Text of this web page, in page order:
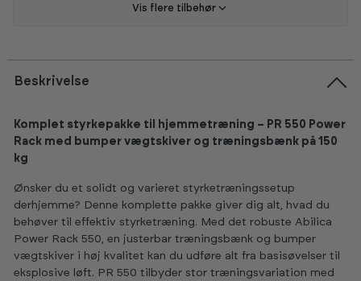
Vis flere tilbehør
Beskrivelse
Komplet styrkepakke til hjemmetræning – PR 550 Power
Rack med bumper vægtskiver og træningsbænk på 150
kg
Ønsker du et solidt og varieret styrketræningssetup
derhjemme? Denne komplette pakke giver dig alt, hvad du
behøver til effektiv styrketræning. Med det robuste Abilica
Power Rack 550, en justerbar træningsbænk og bumper
vægtskiver i høj kvalitet kan du udføre alt fra basisøvelser til
eksplosive løft. PR 550 tilbyder stor træningsvariation med